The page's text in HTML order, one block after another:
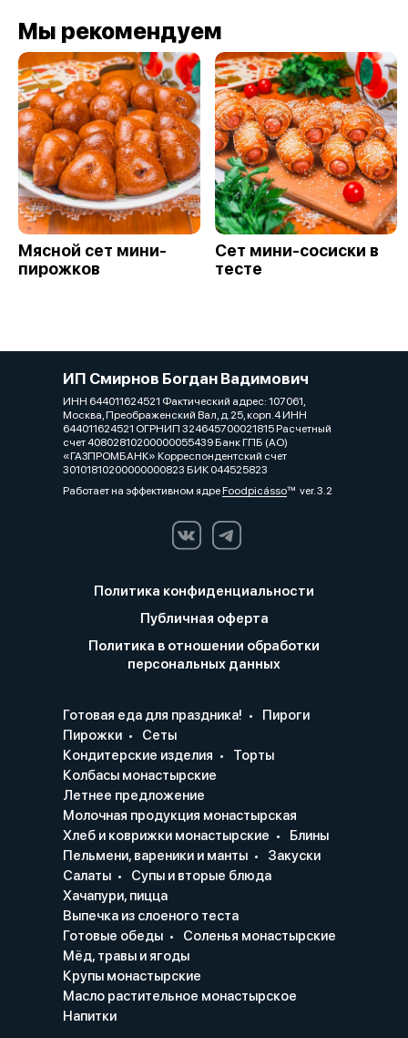
Мы рекомендуем
Мясной сет мини-
пирожков
Сет мини-сосиски в
тесте
ИП Смирнов Богдан Вадимович
ИНН 644011624521 Фактический адрес: 107061,
Москва, Преображенский Вал, д.25, корп.4 ИНН
644011624521 ОГРНИП 324645700021815 Расчетный
счет 40802810200000055439 Банк ГПБ (АО)
«ГАЗПРОМБАНК» Корреспондентский счет
30101810200000000823 БИК 044525823
Работает на эффективном ядреFoodpicássover. 3.2
Политика конфиденциальности
Публичная оферта
Политика в отношении обработки
персональных данных
Готовая еда для праздника!
Пироги
Пирожки
Сеты
Кондитерские изделия
Торты
Колбасы монастырские
Летнее предложение
Молочная продукция монастырская
Хлеб и коврижки монастырские
Блины
Пельмени, вареники и манты
Закуски
Салаты
Супы и вторые блюда
Хачапури, пицца
Выпечка из слоеного теста
Готовые обеды
Соленья монастырские
Мёд, травы и ягоды
Крупы монастырские
Масло растительное монастырское
Напитки